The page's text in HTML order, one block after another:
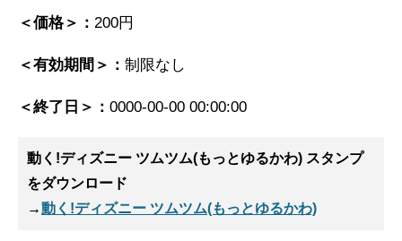
＜価格＞： 200円
＜有効期間＞： 制限なし
＜終了日＞： 0000-00-00 00:00:00
動く!ディズニー ツムツム(もっとゆるかわ) スタンプ
をダウンロード
→動く!ディズニー ツムツム(もっとゆるかわ)